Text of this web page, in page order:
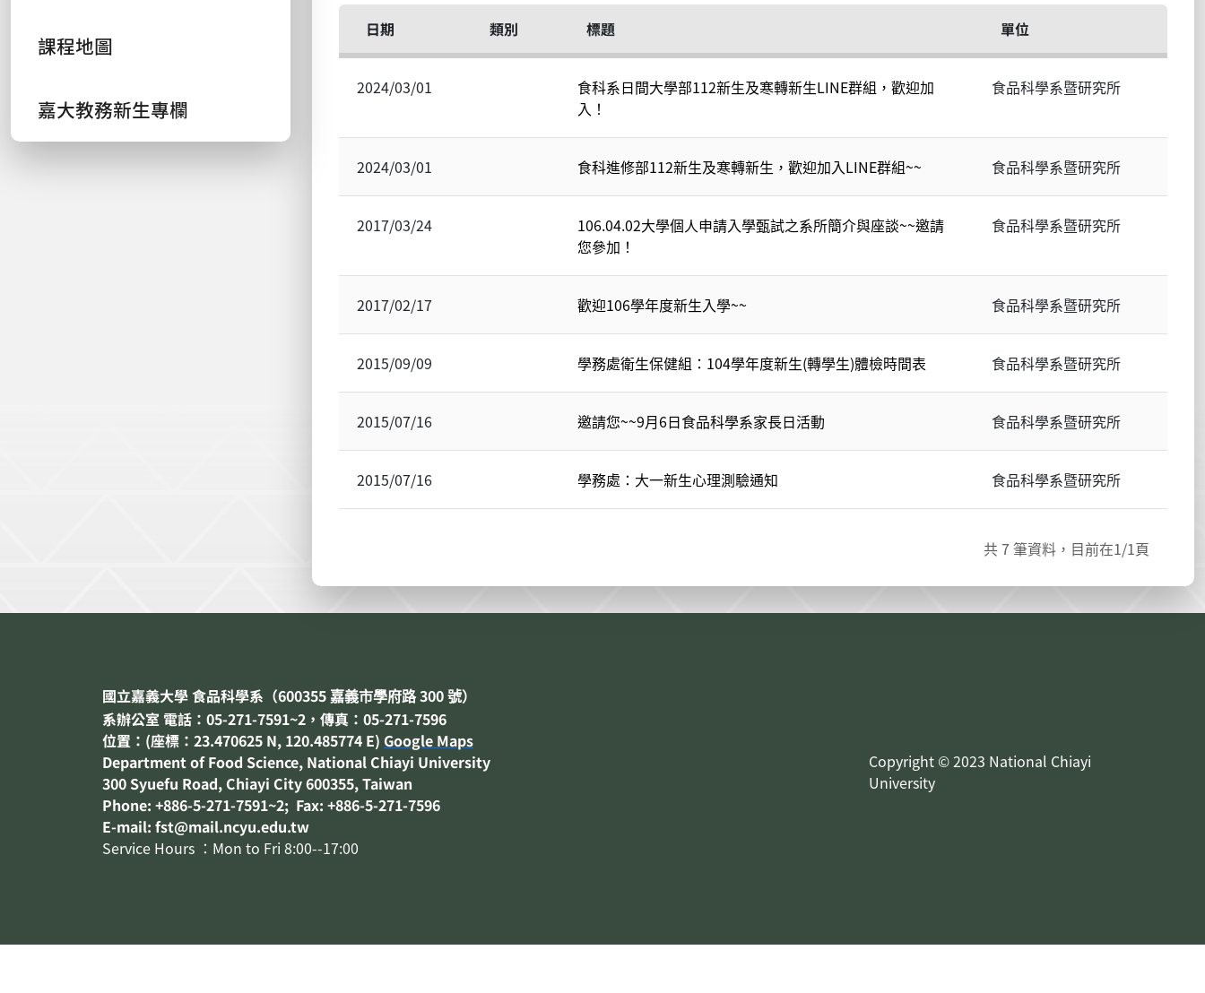
課程地圖
嘉大教務新生專欄
日期 類別 標題 單位
2024/03/01
食科系日間大學部112新生及寒轉新生LINE群組，歡迎加
入！
食品科學系暨研究所
2024/03/01 食科進修部112新生及寒轉新生，歡迎加入LINE群組~~ 食品科學系暨研究所
2017/03/24
106.04.02大學個人申請入學甄試之系所簡介與座談~~邀請
您參加！
食品科學系暨研究所
2017/02/17 歡迎106學年度新生入學~~ 食品科學系暨研究所
2015/09/09 學務處衛生保健組：104學年度新生(轉學生)體檢時間表 食品科學系暨研究所
2015/07/16 邀請您~~9月6日食品科學系家長日活動 食品科學系暨研究所
2015/07/16 學務處：大一新生心理測驗通知 食品科學系暨研究所
共7 筆資料，目前在1/1頁
國立嘉義大學 食品科學系（600355 嘉義市學府路300 號）
系辦公室 電話：05-271-7591~2，傳真：05-271-7596
位置：(座標：23.470625 N, 120.485774 E) Google Maps
Department ofFood Science, National Chiayi University
300 Syuefu Road, Chiayi City 600355, Taiwan
Phone: +886-5-271-7591~2; Fax: +886-5-271-7596
E-mail: fst@mail.ncyu.edu.tw
Service Hours ：Mon to Fri 8:00--17:00
Copyright © 2023 National Chiayi
University